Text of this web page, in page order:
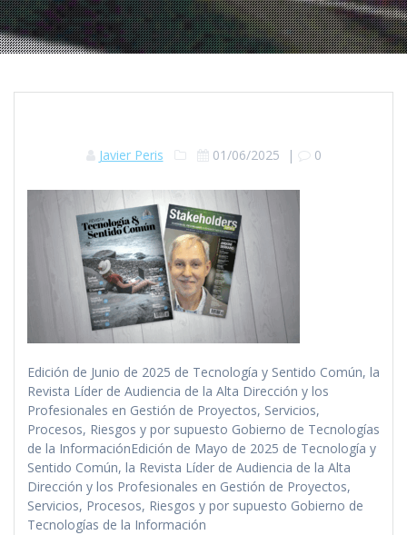
Javier Peris 01/06/2025 | 0
Edición de Junio de 2025 de Tecnología y Sentido Común, la
Revista Líder de Audiencia de la Alta Dirección y los
Profesionales en Gestión de Proyectos, Servicios,
Procesos, Riesgos y por supuesto Gobierno de Tecnologías
de la InformaciónEdición de Mayo de 2025 de Tecnología y
Sentido Común, la Revista Líder de Audiencia de la Alta
Dirección y los Profesionales en Gestión de Proyectos,
Servicios, Procesos, Riesgos y por supuesto Gobierno de
Tecnologías de la Información